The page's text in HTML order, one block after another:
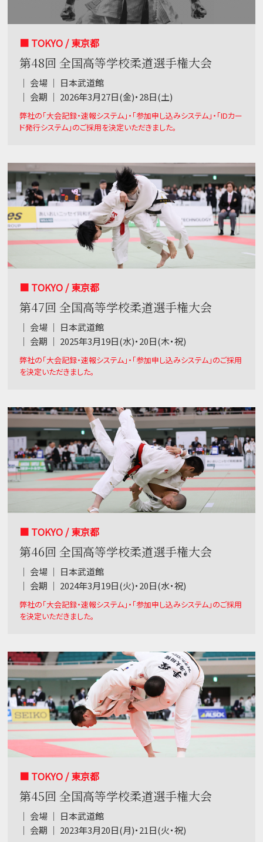
■ TOKYO / 東京都
第48回 全国高等学校柔道選手権大会
｜ 会場 ｜ 日本武道館
｜ 会期 ｜ 2026年3月27日(金)・28日(土)
弊社の「大会記録・速報システム」・「参加申し込みシステム」・「IDカー
ド発行システム」のご採用を決定いただきました。
■ TOKYO / 東京都
第47回 全国高等学校柔道選手権大会
｜ 会場 ｜ 日本武道館
｜ 会期 ｜ 2025年3月19日(水)・20日(木・祝)
弊社の「大会記録・速報システム」・「参加申し込みシステム」のご採用
を決定いただきました。
■ TOKYO / 東京都
第46回 全国高等学校柔道選手権大会
｜ 会場 ｜ 日本武道館
｜ 会期 ｜ 2024年3月19日(火)・20日(水・祝)
弊社の「大会記録・速報システム」・「参加申し込みシステム」のご採用
を決定いただきました。
■ TOKYO / 東京都
第45回 全国高等学校柔道選手権大会
｜ 会場 ｜ 日本武道館
｜ 会期 ｜ 2023年3月20日(月)・21日(火・祝)